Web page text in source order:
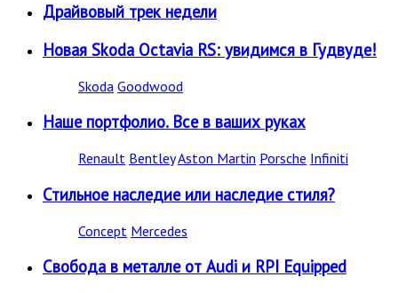
Драйвовый трек недели
Новая Skoda Octavia RS: увидимся в Гудвуде!
Skoda Goodwood
Наше портфолио. Все в ваших руках
Renault BentleyAston Martin Porsche Infiniti
Стильное наследие или наследие стиля?
Concept Mercedes
Свобода в металле от Audi и RPI Equipped